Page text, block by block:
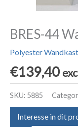
BRES-44
Polyester
€139,40
SKU: 5885
Interesse in dit